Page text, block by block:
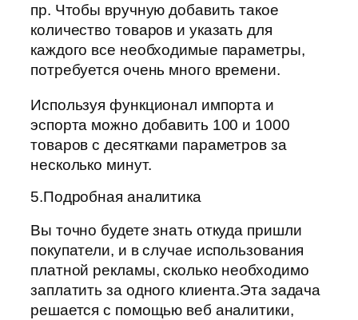
пр. Чтобы вручную добавить такое
количество товаров и указать для
каждого все необходимые параметры,
потребуется очень много времени.
Используя функционал импорта и
эспорта можно добавить 100 и 1000
товаров с десятками параметров за
несколько минут.
5.Подробная аналитика
Вы точно будете знать откуда пришли
покупатели, и в случае использования
платной рекламы, сколько необходимо
заплатить за одного клиента.Эта задача
решается с помощью веб аналитики,